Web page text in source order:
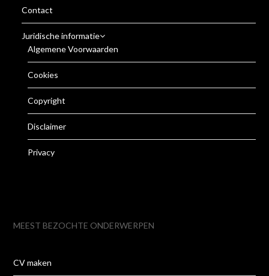
Contact
Juridische informatie
Algemene Voorwaarden
Cookies
Copyright
Disclaimer
Privacy
MEEST BEZOCHTE ONDERWERPEN
CV maken